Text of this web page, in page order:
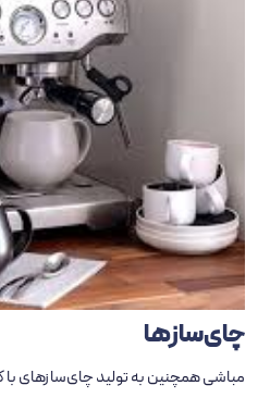
چای‌سازها
مباشی همچنین به تولید چای‌سازهای